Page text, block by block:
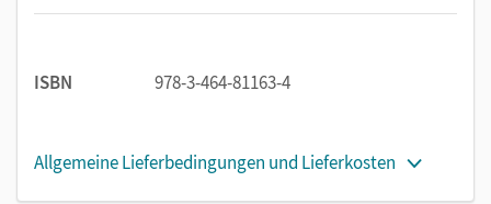
ISBN 978-3-464-81163-4
Allgemeine Lieferbedingungen und Lieferkosten